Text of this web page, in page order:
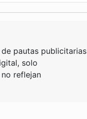
pautas publicitarias
solo
reflejan